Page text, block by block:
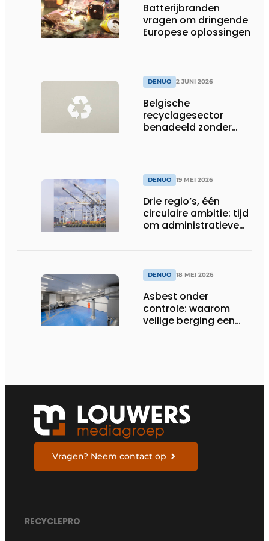
Batterijbranden
vragen om dringende
Europese oplossingen
DENUO 2 JUNI 2026
Belgische
recyclagesector
benadeeld zonder
plasticafvalexport
DENUO 19 MEI 2026
Drie regio’s, één
circulaire ambitie: tijd
om administratieve
DENUO 18 MEI 2026
Asbest onder
controle: waarom
veilige berging een
Vragen? Neem contact op
RECYCLEPRO